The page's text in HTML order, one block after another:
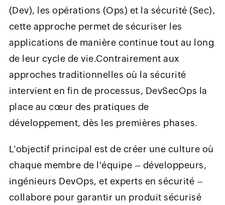
(Dev), les opérations (Ops) et la sécurité (Sec),
cette approche permet de sécuriser les
applications de manière continue tout au long
de leur cycle de vie.Contrairement aux
approches traditionnelles où la sécurité
intervient en fin de processus, DevSecOps la
place au cœur des pratiques de
développement, dès les premières phases.
L’objectif principal est de créer une culture où
chaque membre de l'équipe – développeurs,
ingénieurs DevOps, et experts en sécurité –
collabore pour garantir un produit sécurisé